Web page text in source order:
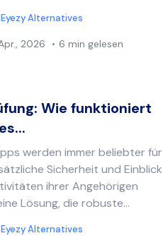
Eyezy Alternatives
2026 6 min gelesen
Wie funktioniert
werden immer beliebter für
Sicherheit und Einblick
ihrer Angehörigen
Lösung, die robuste...
Eyezy Alternatives